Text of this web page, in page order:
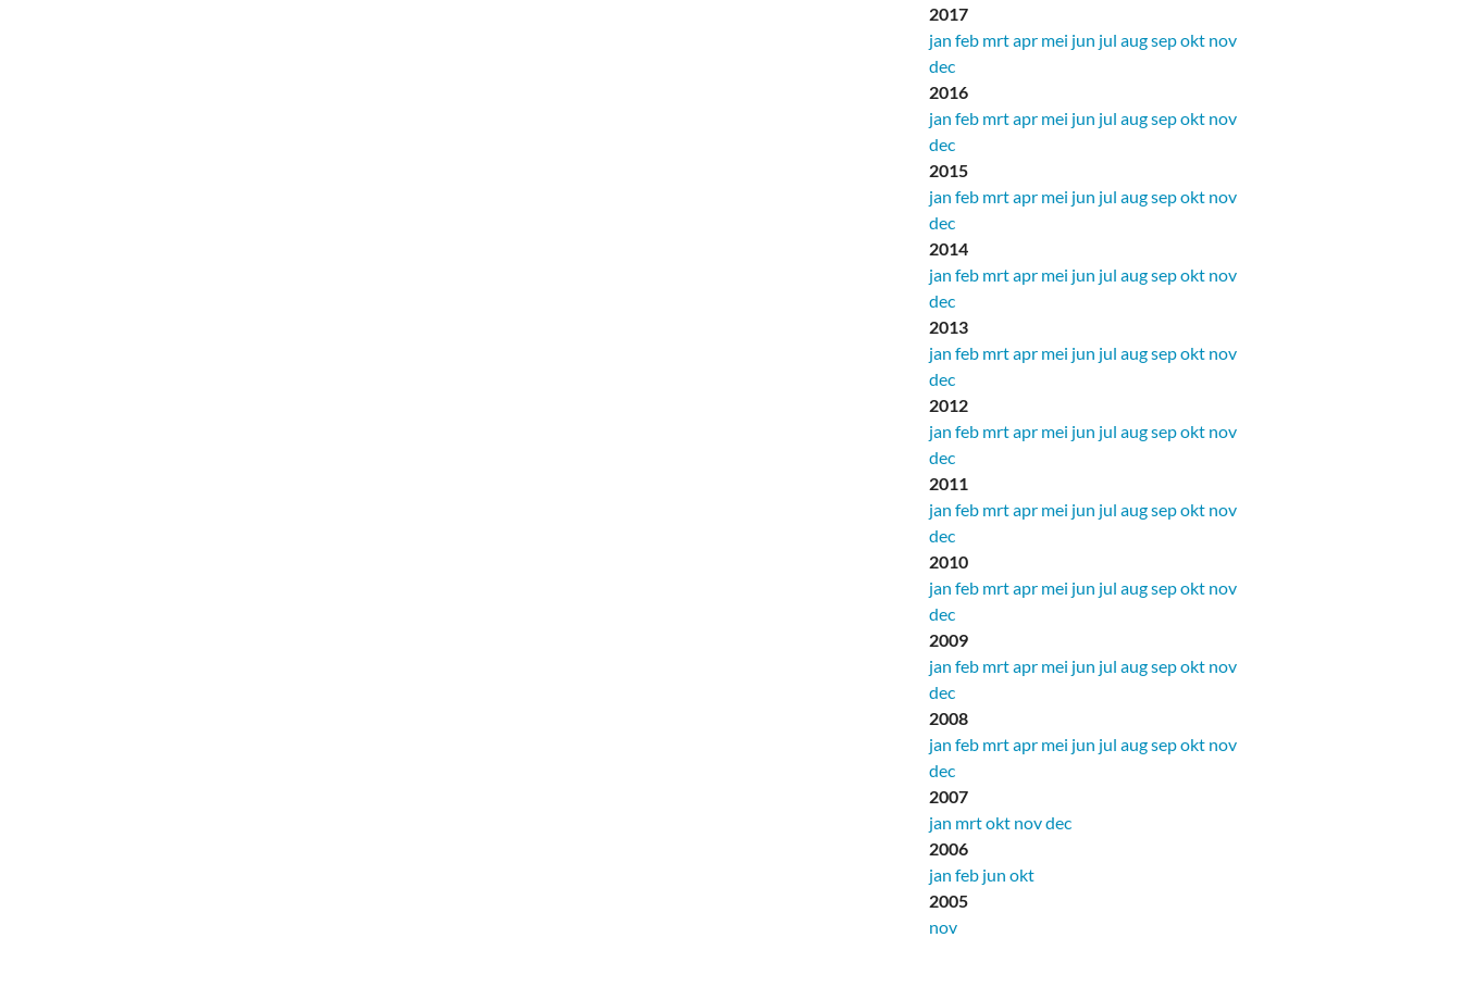
2017
jan feb mrtapr mei jun jul augsepokt nov
dec
2016
jan feb mrtapr mei jun jul augsepokt nov
dec
2015
jan feb mrtapr mei jun jul augsepokt nov
dec
2014
jan feb mrtapr mei jun jul augsepokt nov
dec
2013
jan feb mrtapr mei jun jul augsepokt nov
dec
2012
jan feb mrtapr mei jun jul augsepokt nov
dec
2011
jan feb mrtapr mei jun jul augsepokt nov
dec
2010
jan feb mrtapr mei jun jul augsepokt nov
dec
2009
jan feb mrtapr mei jun jul augsepokt nov
dec
2008
jan feb mrtapr mei jun jul augsepokt nov
dec
2007
jan mrtokt novdec
2006
jan feb jun okt
2005
nov